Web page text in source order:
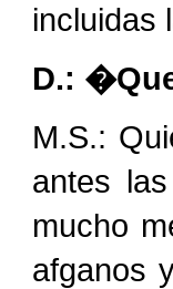
D.:
M.S.:
antes
mucho
afganos